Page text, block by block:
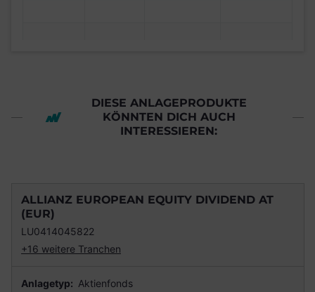
DIESE ANLAGEPRODUKTE
KÖNNTEN DICH AUCH
INTERESSIEREN:
ALLIANZ EUROPEAN EQUITY DIVIDEND AT
(EUR)
LU0414045822
+16 weitere Tranchen
Anlagetyp: Aktienfonds